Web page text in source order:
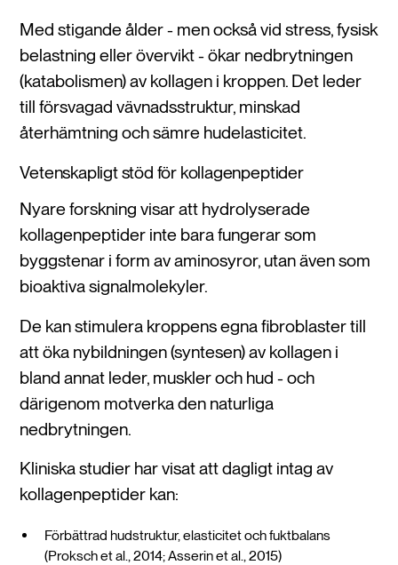
Med stigande ålder - men också vid stress, fysisk
belastning eller övervikt - ökar nedbrytningen
(katabolismen) av kollagen i kroppen. Det leder
till försvagad vävnadsstruktur, minskad
återhämtning och sämre hudelasticitet.
Vetenskapligt stöd för kollagenpeptider
Nyare forskning visar att hydrolyserade
kollagenpeptider inte bara fungerar som
byggstenar i form av aminosyror, utan även som
bioaktiva signalmolekyler.
De kan stimulera kroppens egna fibroblaster till
att öka nybildningen (syntesen) av kollagen i
bland annat leder, muskler och hud - och
därigenom motverka den naturliga
nedbrytningen.
Kliniska studier har visat att dagligt intag av
kollagenpeptider kan:
Förbättrad hudstruktur, elasticitet och fuktbalans
(Proksch et al., 2014; Asserin et al., 2015)